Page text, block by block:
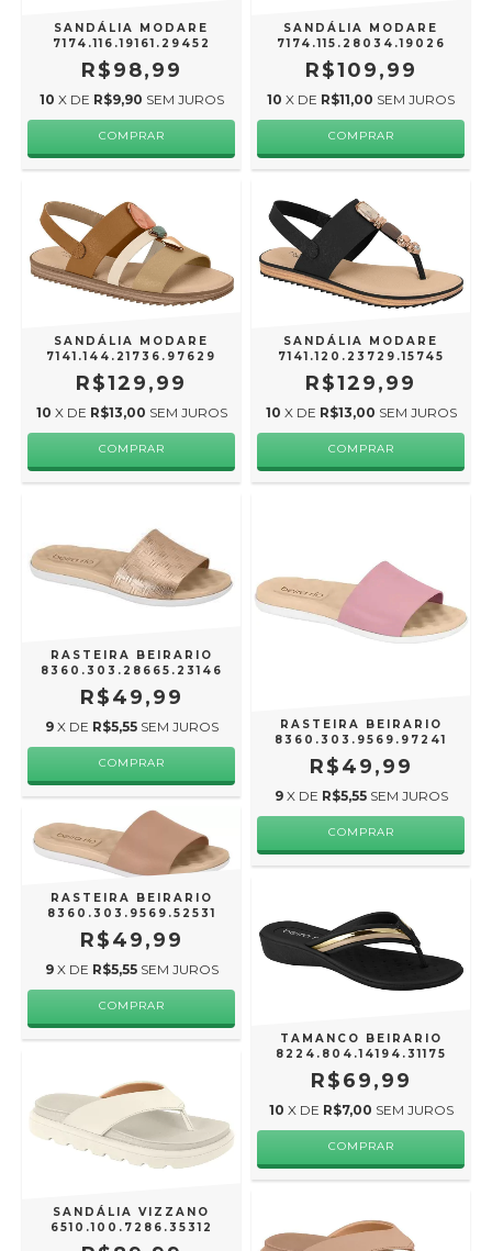
SANDÁLIA MODARE
7174.116.19161.29452
R$98,99
10 X DE R$9,90 SEM JUROS
COMPRAR
SANDÁLIA MODARE
7174.115.28034.19026
R$109,99
10 X DE R$11,00 SEM JUROS
COMPRAR
SANDÁLIA MODARE
7141.144.21736.97629
R$129,99
10 X DE R$13,00 SEM JUROS
COMPRAR
SANDÁLIA MODARE
7141.120.23729.15745
R$129,99
10 X DE R$13,00 SEM JUROS
COMPRAR
RASTEIRA BEIRARIO
8360.303.28665.23146
R$49,99
9 X DE R$5,55 SEM JUROS
COMPRAR
RASTEIRA BEIRARIO
8360.303.9569.97241
R$49,99
9 X DE R$5,55 SEM JUROS
COMPRAR
RASTEIRA BEIRARIO
8360.303.9569.52531
R$49,99
9 X DE R$5,55 SEM JUROS
COMPRAR
TAMANCO BEIRARIO
8224.804.14194.31175
R$69,99
10 X DE R$7,00 SEM JUROS
COMPRAR
SANDÁLIA VIZZANO
6510.100.7286.35312